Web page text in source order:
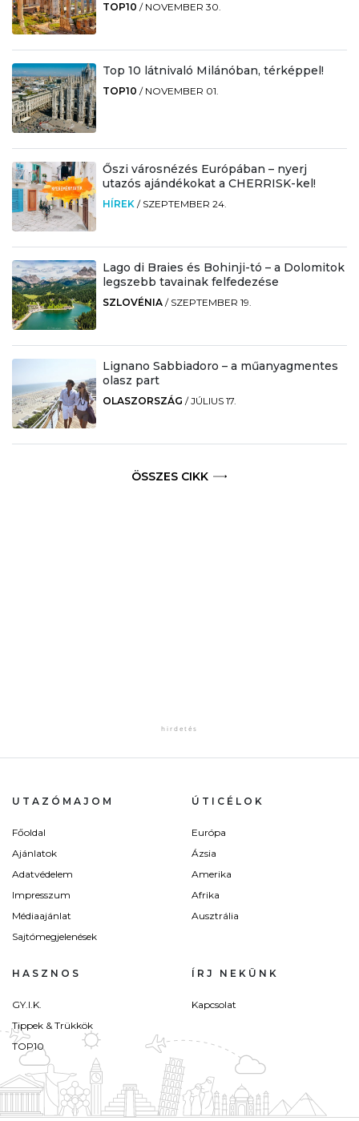
TOP10 / NOVEMBER 30.
Top 10 látnivaló Milánóban, térképpel!
TOP10 / NOVEMBER 01.
Őszi városnézés Európában – nyerj
utazós ajándékokat a CHERRISK-kel!
HÍREK / SZEPTEMBER 24.
Lago di Braies és Bohinji-tó – a Dolomitok
legszebb tavainak felfedezése
SZLOVÉNIA / SZEPTEMBER 19.
Lignano Sabbiadoro – a műanyagmentes
olasz part
OLASZORSZÁG /JÚLIUS 17.
ÖSSZES CIKK
UTAZÓMAJOM
Főoldal
Ajánlatok
Adatvédelem
Impresszum
Médiaajánlat
Sajtómegjelenések
ÚTICÉLOK
Európa
Ázsia
Amerika
Afrika
Ausztrália
HASZNOS
GY.I.K.
Tippek & Trükkök
TOP10
ÍRJ NEKÜNK
Kapcsolat